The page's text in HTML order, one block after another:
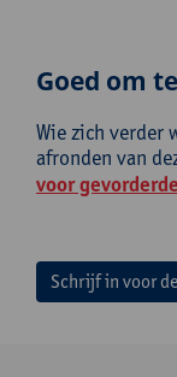
Goed om
Wie zich verder
afronden van
voor
Schrijf in voor